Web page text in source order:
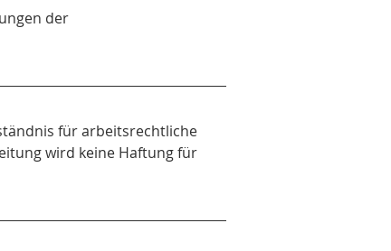
der
für arbeitsrechtliche
wird keine Haftung für